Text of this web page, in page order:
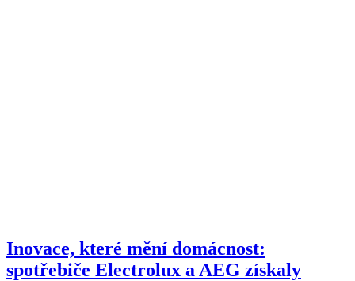
Inovace, které mění domácnost:
spotřebiče Electrolux a AEG získaly